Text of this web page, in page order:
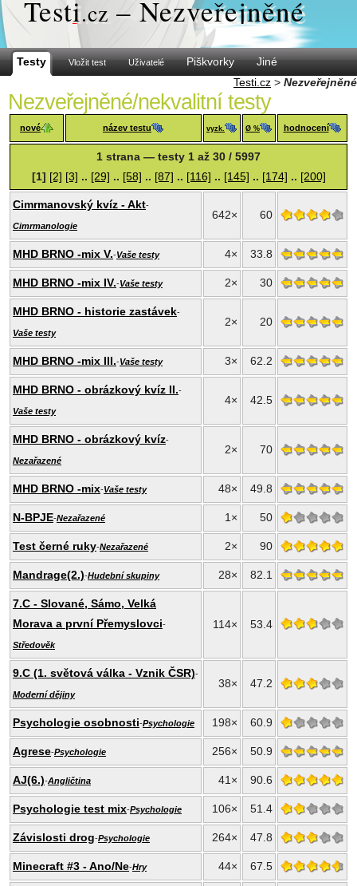
Testi.cz – Nezveřejněné
Testy Vložit test Uživatelé Piškvorky
Jiné
Testi.cz > Nezveřejněné
Nezveřejněné/nekvalitní testy
nové název testu vyzk. Ø % hodnocení
1 strana — testy 1 až 30 / 5997
[1] [2] [3] .. [29] .. [58] .. [87] .. [116] .. [145] .. [174] .. [200]
Cimrmanovský kvíz - Akt-
Cimrmanologie
642× 60
MHD BRNO -mix V.-Vaše testy 4× 33.8
MHD BRNO -mix IV.-Vaše testy 2× 30
MHD BRNO - historie zastávek-
Vaše testy
2× 20
MHD BRNO -mix III.-Vaše testy 3× 62.2
MHD BRNO - obrázkový kvíz II.-
Vaše testy
4× 42.5
MHD BRNO - obrázkový kvíz-
Nezařazené
2× 70
MHD BRNO -mix-Vaše testy 48× 49.8
N-BPJE-Nezařazené 1× 50
Test černé ruky-Nezařazené 2× 90
Mandrage(2.)-Hudební skupiny 28× 82.1
7.C - Slované, Sámo, Velká
Morava a první Přemyslovci-
Středověk
114× 53.4
9.C (1. světová válka - Vznik ČSR)-
Moderní dějiny
38× 47.2
Psychologie osobnosti-Psychologie 198× 60.9
Agrese-Psychologie 256× 50.9
AJ(6.)-Angličtina 41× 90.6
Psychologie test mix-Psychologie 106× 51.4
Závislosti drog-Psychologie 264× 47.8
Minecraft #3 - Ano/Ne-Hry 44× 67.5